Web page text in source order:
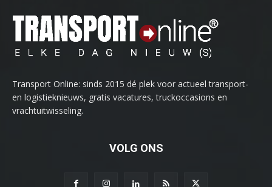
Transport Online: sinds 2015 dé plek voor actueel transport-
en logistieknieuws, gratis vacatures, truckoccasions en
vrachtuitwisseling.
VOLG ONS